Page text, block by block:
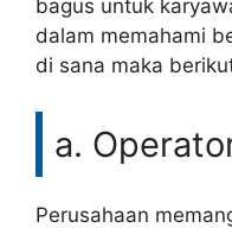
bagus untuk
dalam memahami
di sana maka
a.
Perusahaan